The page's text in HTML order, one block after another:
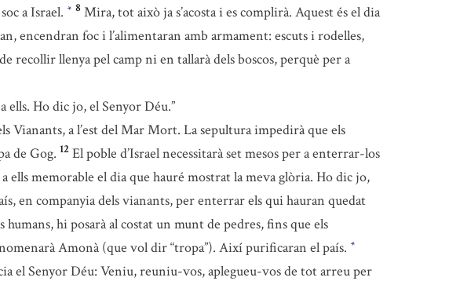
a Israel. * 8 Mira, tot això ja s’acosta i es complirà. Aquest és el dia
encendran foc i l’alimentaran amb armament: escuts i rodelles,
recollir llenya pel camp ni en tallarà dels boscos, perquè per a
ells. Ho dic jo, el Senyor Déu.”
Vianants, a l’est del Mar Mort. La sepultura impedirà que els
de Gog. 12 El poble d’Israel necessitarà set mesos per a enterrar-los
memorable el dia que hauré mostrat la meva glòria. Ho dic jo,
en companyia dels vianants, per enterrar els qui hauran quedat
hi posarà al costat un munt de pedres, fins que els
Amonà (que vol dir “tropa”). Així purificaran el país. *
el Senyor Déu: Veniu, reuniu-vos, aplegueu-vos de tot arreu per